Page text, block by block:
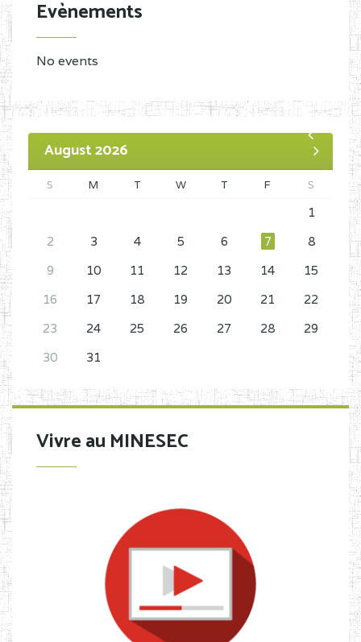
Evènements
No events
August 2026
S M T W T F S
1
2
3 4 5 6 7
8
9
10 11 12 13 14
15
16
17 18 19 20 21
22
23
24 25 26 27 28
29
30
31
Vivre au MINESEC